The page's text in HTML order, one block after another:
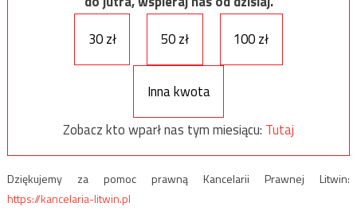
30 zł
50 zł 100 zł
Inna kwota
Zobacz kto wparł nas tym miesiącu: Tutaj
Dziękujemy za pomoc prawną Kancelarii Prawnej Litwin:
https://kancelaria-litwin.pl